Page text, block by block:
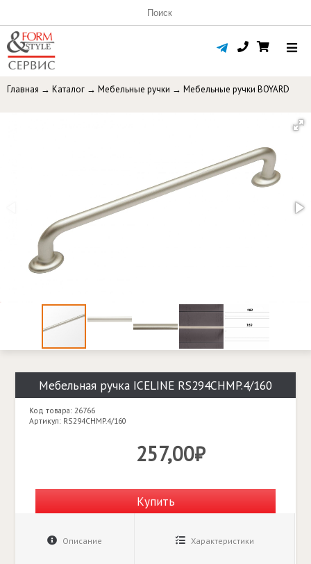
Главная → Каталог → Мебельные ручки → Мебельные ручки BOYARD
Мебельная ручка ICELINE RS294CHMP.4/160
Код товара: 26766
Артикул: RS294CHMP.4/160
257,00₽
Купить
Описание Характеристики